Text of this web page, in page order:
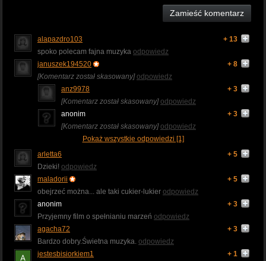
Zamieść komentarz
alapazdro103
+ 13
spoko polecam fajna muzyka odpowiedz
januszek194520
+ 8
[Komentarz został skasowany] odpowiedz
anz9978
+ 3
[Komentarz został skasowany] odpowiedz
anonim
+ 3
[Komentarz został skasowany] odpowiedz
Pokaż wszystkie odpowiedzi [1]
arletta6
+ 5
Dzieki! odpowiedz
maladorii
+ 5
obejrzeć można... ale taki cukier-lukier odpowiedz
anonim
+ 3
Przyjemny film o spełnianiu marzeń odpowiedz
agacha72
+ 3
Bardzo dobry.Świetna muzyka. odpowiedz
jestesbisiorkiem1
+ 1